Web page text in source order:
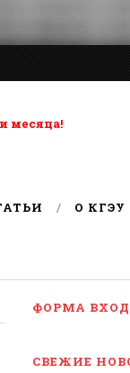
месяца!
О КГЭУ
ФОРМА
СВЕЖИЕ